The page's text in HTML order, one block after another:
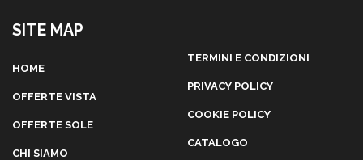
SITE MAP
HOME
OFFERTE VISTA
OFFERTE SOLE
CHI SIAMO
TERMINI E CONDIZIONI
PRIVACY POLICY
COOKIE POLICY
CATALOGO